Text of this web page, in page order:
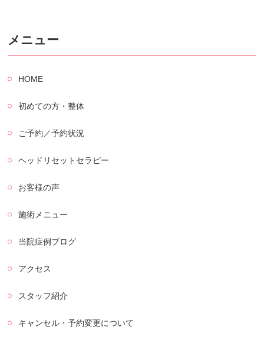
メニュー
HOME
初めての方・整体
ご予約／予約状況
ヘッドリセットセラピー
お客様の声
施術メニュー
当院症例ブログ
アクセス
スタッフ紹介
キャンセル・予約変更について